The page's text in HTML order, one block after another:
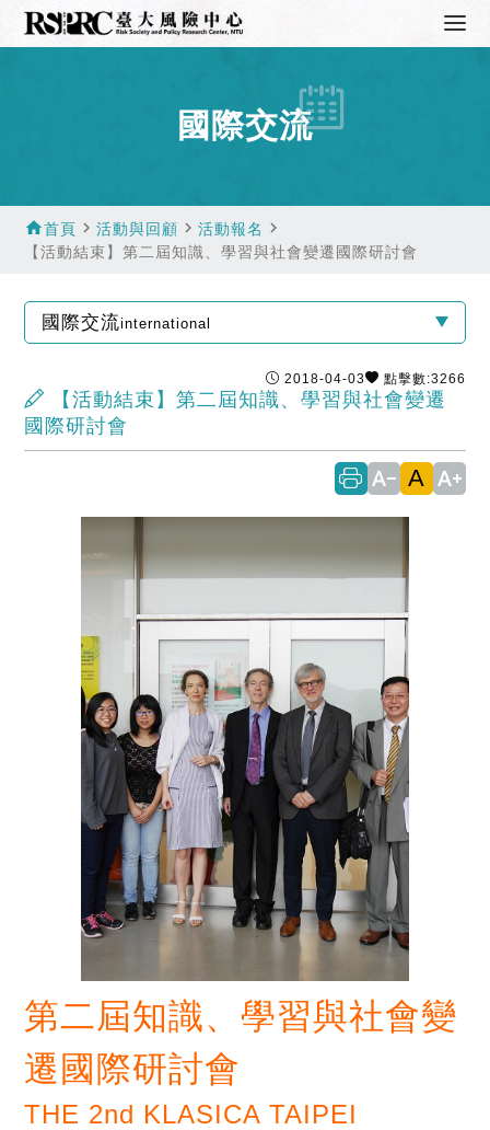
國際交流
home首頁 navigate_next活動與回顧 navigate_next活動報名 navigate_next
【活動結束】第二屆知識、學習與社會變遷國際研討會
國際交流international
2018-04-03 點擊數:3266
【活動結束】第二屆知識、學習與社會變遷
國際研討會
text_decrease A text_increase
第二屆知識、學習與社會變
遷國際研討會
THE 2nd KLASICA TAIPEI